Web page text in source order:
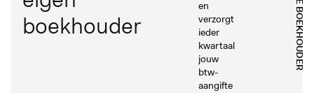
boekhouder
en
verzorgt
ieder
kwartaal
jouw
btw-
aangifte